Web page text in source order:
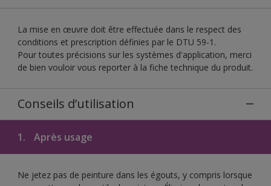
La mise en œuvre doit être effectuée dans le respect des
conditions et prescription définies par le DTU 59-1.
Pour toutes précisions sur les systèmes d'application, merci
de bien vouloir vous reporter à la fiche technique du produit.
Conseils d’utilisation
1. Après usage
Ne jetez pas de peinture dans les égouts, y compris lorsque